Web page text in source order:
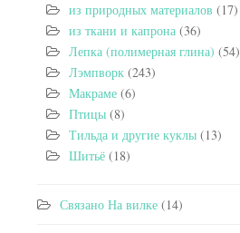
из природных материалов (17)
из ткани и капрона (36)
Лепка (полимерная глина) (54)
Лэмпворк (243)
Макраме (6)
Птицы (8)
Тильда и другие куклы (13)
Шитьё (18)
Связано На вилке (14)